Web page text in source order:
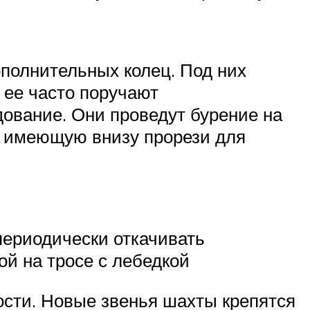
колец. Под них
часто поручают
Они проведут бурение на
имеющую внизу прорези для
откачивать
на тросе с лебедкой
Новые звенья шахты крепятся